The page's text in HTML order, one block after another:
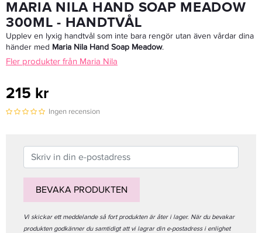
MARIA NILA HAND SOAP MEADOW
300ML - HANDTVÅL
Upplev en lyxig handtvål som inte bara rengör utan även vårdar dina
händer med Maria Nila Hand Soap Meadow.
Fler produkter från Maria Nila
215 kr
Ingen recension
BEVAKA PRODUKTEN
Vi skickar ett meddelande så fort produkten är åter i lager. När du bevakar
produkten godkänner du samtidigt att vi lagrar din e-postadress i enlighet